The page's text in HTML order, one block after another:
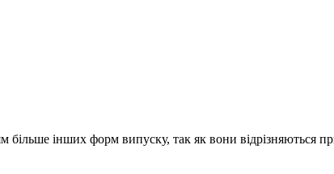
більше інших форм випуску, так як вони відрізняються